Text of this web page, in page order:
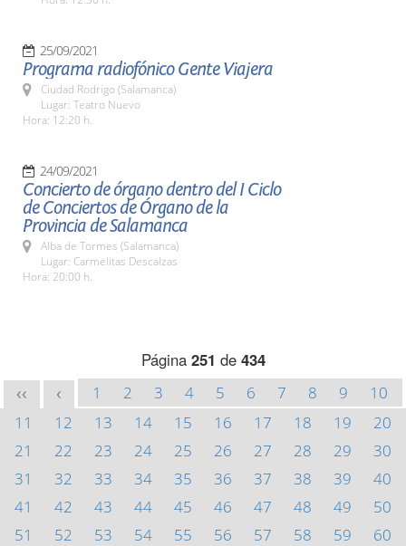
25/09/2021
Programa radiofónico Gente Viajera
Ciudad Rodrigo (Salamanca)
Lugar: Teatro Nuevo
Hora: 12:20 h.
24/09/2021
Concierto de órgano dentro del I Ciclo
de Conciertos de Órgano de la
Provincia de Salamanca
Alba de Tormes (Salamanca)
Lugar: Carmelitas Descalzas
Hora: 20:00 h.
Página 251 de 434
<< < 1 2 3 4 5 6 7 8 9
10
11
12 13 14 15 16 17 18 19
20
21
22 23 24 25 26 27 28 29
30
31
32 33 34 35 36 37 38 39
40
41
42 43 44 45 46 47 48 49
50
51
52 53 54 55 56 57 58 59
60